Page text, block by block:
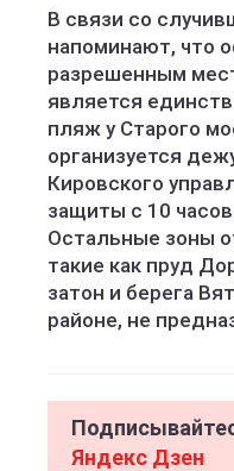
В связи со
напоминают, что
разрешенным
является
пляж у Старого
организуется
Кировского
защиты с 10
Остальные зоны
такие как пруд
затон и берега
районе, не
Яндекс Дзен